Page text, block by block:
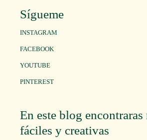
Sígueme
INSTAGRAM
FACEBOOK
YOUTUBE
PINTEREST
En este blog encontraras
fáciles y creativas